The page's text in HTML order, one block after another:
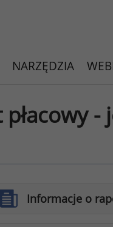
NARZĘDZIA
-
Informacje o